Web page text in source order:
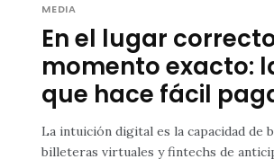
MEDIA
En el lugar
momento exacto:
que hace fácil
La intuición digital es la capacidad de
billeteras virtuales y fintechs de